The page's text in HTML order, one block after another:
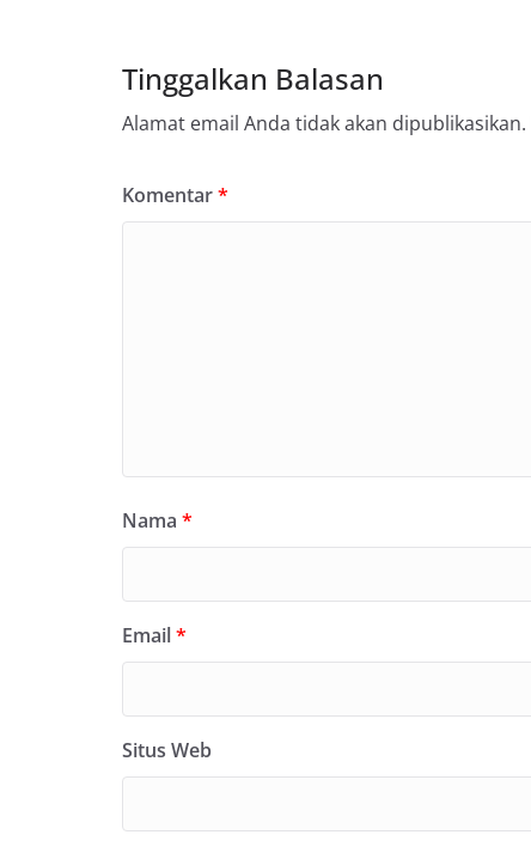
Tinggalkan Balasan
Alamat email Anda tidak akan dipublikasikan.
Komentar*
Nama *
Email*
Situs Web